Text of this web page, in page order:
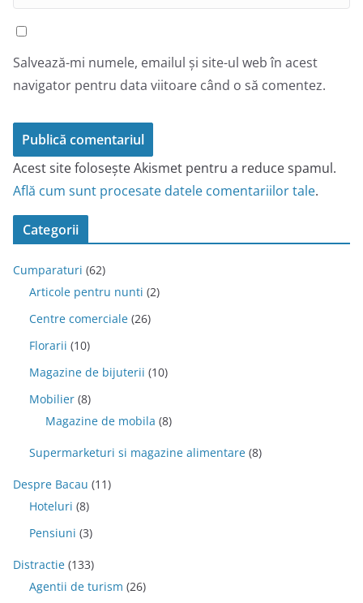
Salvează-mi numele, emailul și site-ul web în acest
navigator pentru data viitoare când o să comentez.
Acest site folosește Akismet pentru a reduce spamul.
Află cum sunt procesate datele comentariilor tale.
Categorii
Cumparaturi (62)
Articole pentru nunti (2)
Centre comerciale (26)
Florarii (10)
Magazine de bijuterii (10)
Mobilier (8)
Magazine de mobila (8)
Supermarketuri si magazine alimentare (8)
Despre Bacau (11)
Hoteluri (8)
Pensiuni (3)
Distractie (133)
Agentii de turism (26)